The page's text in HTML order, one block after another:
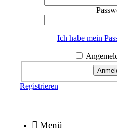
Ich habe mein
Registrieren
Menü